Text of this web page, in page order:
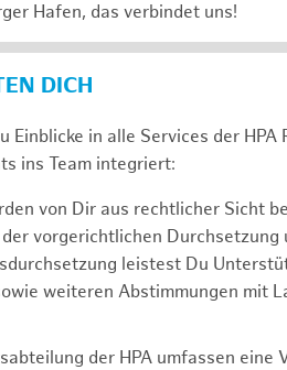
Hafen, das verbindet uns!
DICH
in alle Services der
ins Team integriert:
von Dir aus rechtlicher Sicht
vorgerichtlichen Durchsetzung
leistest Du
weiteren Abstimmungen mit
der HPA umfassen eine